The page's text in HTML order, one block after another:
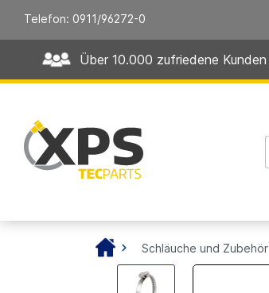
Telefon: 0911/96272-0
Über 10.000 zufriedene Kunden
Schläuche und Zubehör